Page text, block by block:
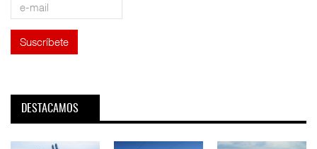
DESTACAMOS